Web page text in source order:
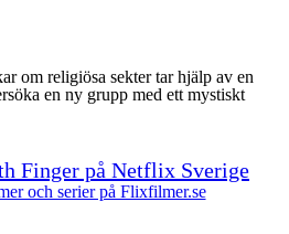
om religiösa sekter tar hjälp av en
en ny grupp med ett mystiskt
Finger på Netflix Sverige
och serier på Flixfilmer.se